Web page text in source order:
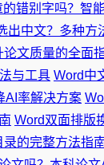
错别字吗？智
出中文？多种方
文质量的全面
与工具 Word中
AI率解决方案
Word双面排版
录的完整方法指